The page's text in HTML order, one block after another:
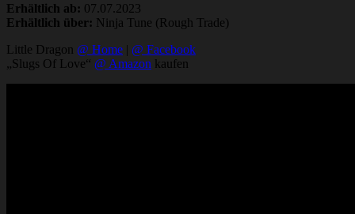
Erhältlich ab: 07.07.2023
Erhältlich über: Ninja Tune (Rough Trade)
Little Dragon @ Home | @ Facebook
„Slugs Of Love“ @ Amazon kaufen